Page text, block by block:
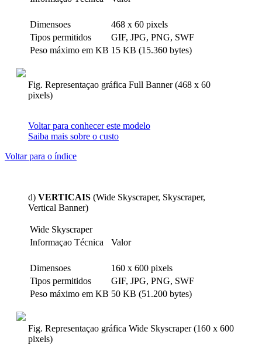
Dimensoes
468 x 60 pixels
Tipos permitidos
GIF, JPG, PNG, SWF
Peso máximo em KB 15 KB (15.360 bytes)
Fig. Representaçao gráfica Full Banner (468 x 60
pixels)
Voltar para conhecer este modelo
Saiba mais sobre o custo
Voltar para o índice
d) VERTICAIS (Wide Skyscraper, Skyscraper,
Vertical Banner)
Wide Skyscraper
Informaçao Técnica
Valor
Dimensoes
160 x 600 pixels
Tipos permitidos
GIF, JPG, PNG, SWF
Peso máximo em KB 50 KB (51.200 bytes)
Fig. Representaçao gráfica Wide Skyscraper (160 x 600
pixels)